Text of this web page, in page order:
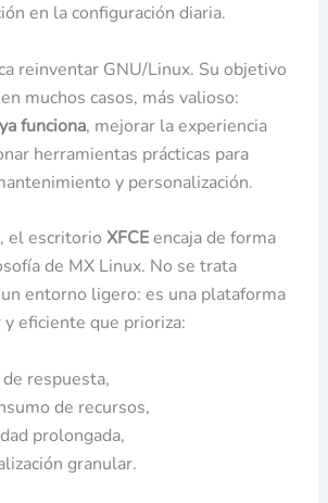
en la configuración diaria.
reinventar GNU/Linux. Su objetivo
muchos casos, más valioso:
funciona, mejorar la experiencia
herramientas prácticas para
y personalización.
el escritorio XFCEencaja de forma
de MX Linux. No se trata
entorno ligero: es una plataforma
eficiente que prioriza:
respuesta,
de recursos,
prolongada,
granular.